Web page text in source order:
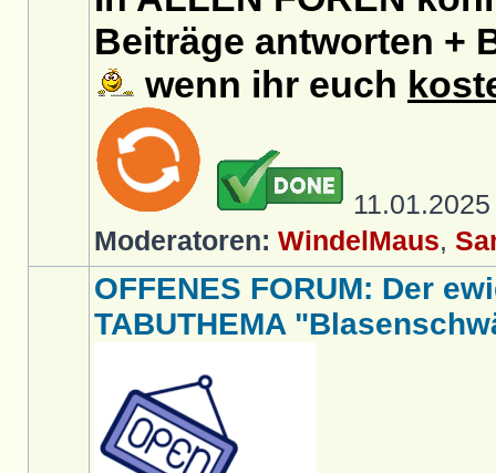
Beiträge antworten +
wenn ihr euch
Moderatoren: WindelMaus,
OFFENES FORUM: Der
TABUTHEMA